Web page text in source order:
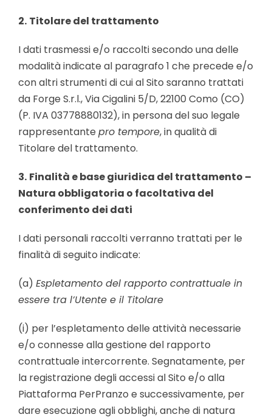
2. Titolare del trattamento
I dati trasmessi e/o raccolti secondo una delle
modalità indicate al paragrafo 1 che precede e/o
con altri strumenti di cui al Sito saranno trattati
da Forge S.r.l., Via Cigalini 5/D, 22100 Como (CO)
(P. IVA 03778880132), in persona del suo legale
rappresentante pro tempore, in qualità di
Titolare del trattamento.
3. Finalità e base giuridica del trattamento –
Natura obbligatoria o facoltativa del
conferimento dei dati
I dati personali raccolti verranno trattati per le
finalità di seguito indicate:
(a) Espletamento del rapporto contrattuale in
essere tra l’Utente e il Titolare
(i) per l’espletamento delle attività necessarie
e/o connesse alla gestione del rapporto
contrattuale intercorrente. Segnatamente, per
la registrazione degli accessi al Sito e/o alla
Piattaforma PerPranzo e successivamente, per
dare esecuzione agli obblighi, anche di natura